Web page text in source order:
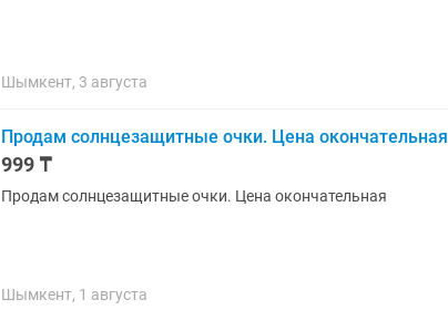
Шымкент, 3 августа
Продам солнцезащитные очки. Цена окончательная
999 ₸
Продам солнцезащитные очки. Цена окончательная
Шымкент, 1 августа